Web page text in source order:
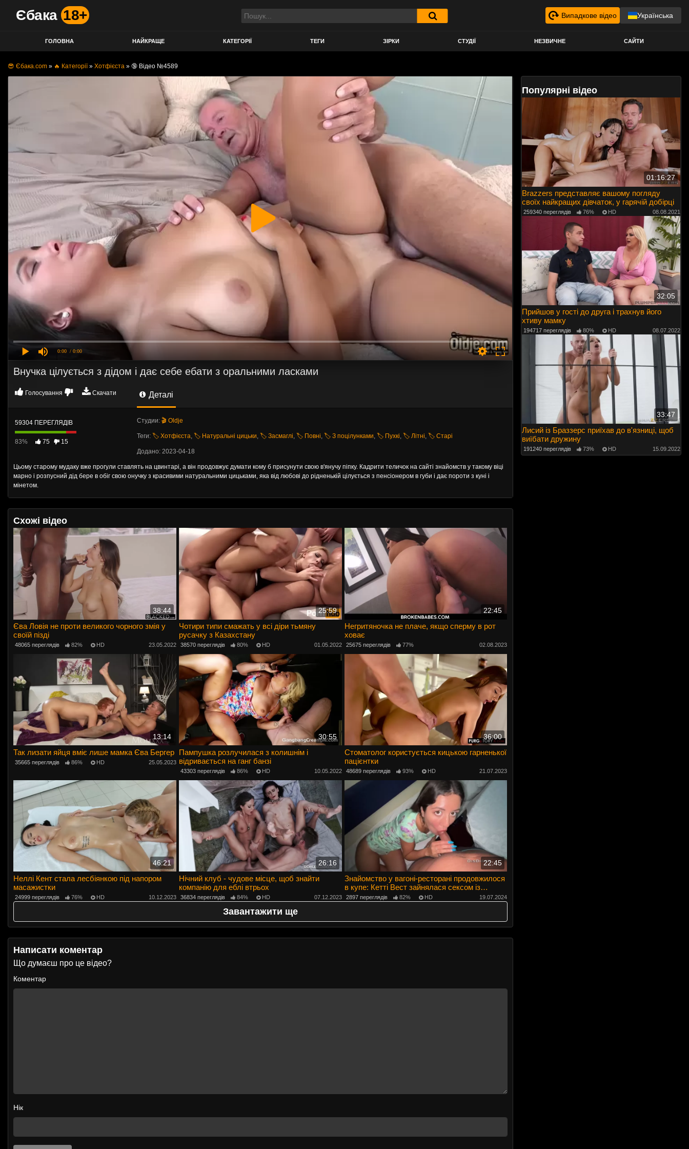
Єбака 18+ Випадкове відео Українська
ГОЛОВНА НАЙКРАЩЕ КАТЕГОРІЇ ТЕГИ ЗІРКИ СТУДІЇ НЕЗВИЧНЕ САЙТИ
😎 Єбака.com » 🔥 Категорії» Хотфієста » 🔞 Відео №4589
0:00 / 0:00
Внучка цілується з дідом і дає себе ебати з оральними ласками
Голосування Скачати Деталі
59304 ПЕРЕГЛЯДІВ
83% 75 15
Студии: 🎬 Oldje
Теги: 🏷️ Хотфієста, 🏷️ Натуральні цицьки, 🏷️ Засмаглі, 🏷️ Повні, 🏷️ З поцілунками, 🏷️ Пухкі, 🏷️ Літні, 🏷️ Старі
Додано: 2023-04-18
Цьому старому мудаку вже прогули ставлять на цвинтарі, а він продовжує думати кому б присунути свою в'янучу піпку. Кадрити теличок на сайті знайомств у такому віці
марно і розпусний дід бере в обіг свою онучку з красивими натуральними цицьками, яка від любові до рідненькій цілується з пенсіонером в губи і дає пороти з куні і
мінетом.
Схожі відео
38:44
Єва Ловія не проти великого чорного змія у
своїй пізді
48065 переглядів 82% HD 23.05.2022
25:59
Чотири типи смажать у всі діри тьмяну
русачку з Казахстану
38570 переглядів 80% HD 01.05.2022
22:45
Негритяночка не плаче, якщо сперму в рот
ховає
25675 переглядів 77% 02.08.2023
13:14
Так лизати яйця вміє лише мамка Єва Бергер
35665 переглядів 86% HD 25.05.2023
30:55
Пампушка розлучилася з колишнім і
відривається на ганг банзі
43303 переглядів 86% HD 10.05.2022
36:00
Стоматолог користується кицькою гарненької
пацієнтки
48689 переглядів 93% HD 21.07.2023
46:21
Неллі Кент стала лесбіянкою під напором
масажистки
24999 переглядів 76% HD 10.12.2023
26:16
Нічний клуб - чудове місце, щоб знайти
компанію для еблі втрьох
36834 переглядів 84% HD 07.12.2023
22:45
Знайомство у вагоні-ресторані продовжилося
в купе: Кетті Вест зайнялася сексом із
попутником
2897 переглядів 82% HD 19.07.2024
Завантажити ще
Написати коментар
Що думаєш про це відео?
Коментар
Нік
Популярні відео
01:16:27
Brazzers представляє вашому погляду
своїх найкращих дівчаток, у гарячій добірці
259340 переглядів 76% HD 08.08.2021
32:05
Прийшов у гості до друга і трахнув його
хтиву мамку
194717 переглядів 80% HD 08.07.2022
33:47
Лисий із Браззерс приїхав до в'язниці, щоб
виїбати дружину
191240 переглядів 73% HD 15.09.2022